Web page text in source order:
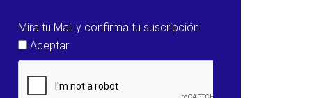
Mira tu Mail y confirma tu suscripción
Aceptar